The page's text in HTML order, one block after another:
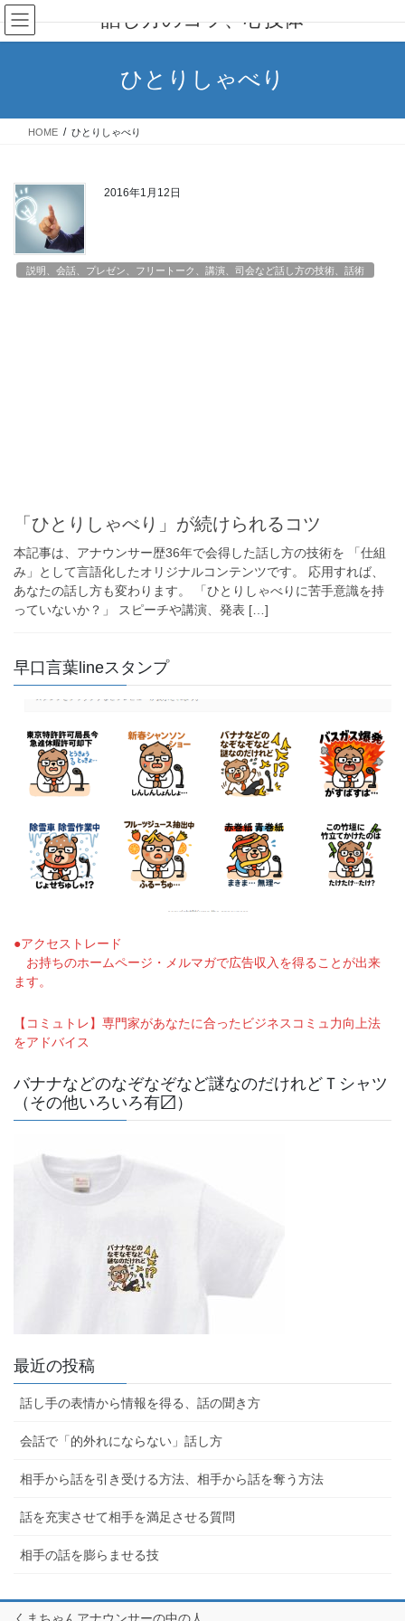
コ
ン
テ
ス
ナ
ビ
ゲ
ン
話し方のコツ、心技体
ひとりしゃべり
HOME ひとりしゃべり
2016年1月12日
説明、会話、プレゼン、フリートーク、講演、司会など話し方の技術、話術
「ひとりしゃべり」が続けられるコツ
本記事は、アナウンサー歴36年で会得した話し方の技術を 「仕組
み」として言語化したオリジナルコンテンツです。 応用すれば、
あなたの話し方も変わります。 「ひとりしゃべりに苦手意識を持
っていないか？」 スピーチや講演、発表 […]
早口言葉lineスタンプ
●アクセストレード
お持ちのホームページ・メルマガで広告収入を得ることが出来
ます。
【コミュトレ】専門家があなたに合ったビジネスコミュ力向上法
をアドバイス
バナナなどのなぞなぞなど謎なのだけれどＴシャツ
（その他いろいろ有〼）
最近の投稿
話し手の表情から情報を得る、話の聞き方
会話で「的外れにならない」話し方
相手から話を引き受ける方法、相手から話を奪う方法
話を充実させて相手を満足させる質問
相手の話を膨らませる技